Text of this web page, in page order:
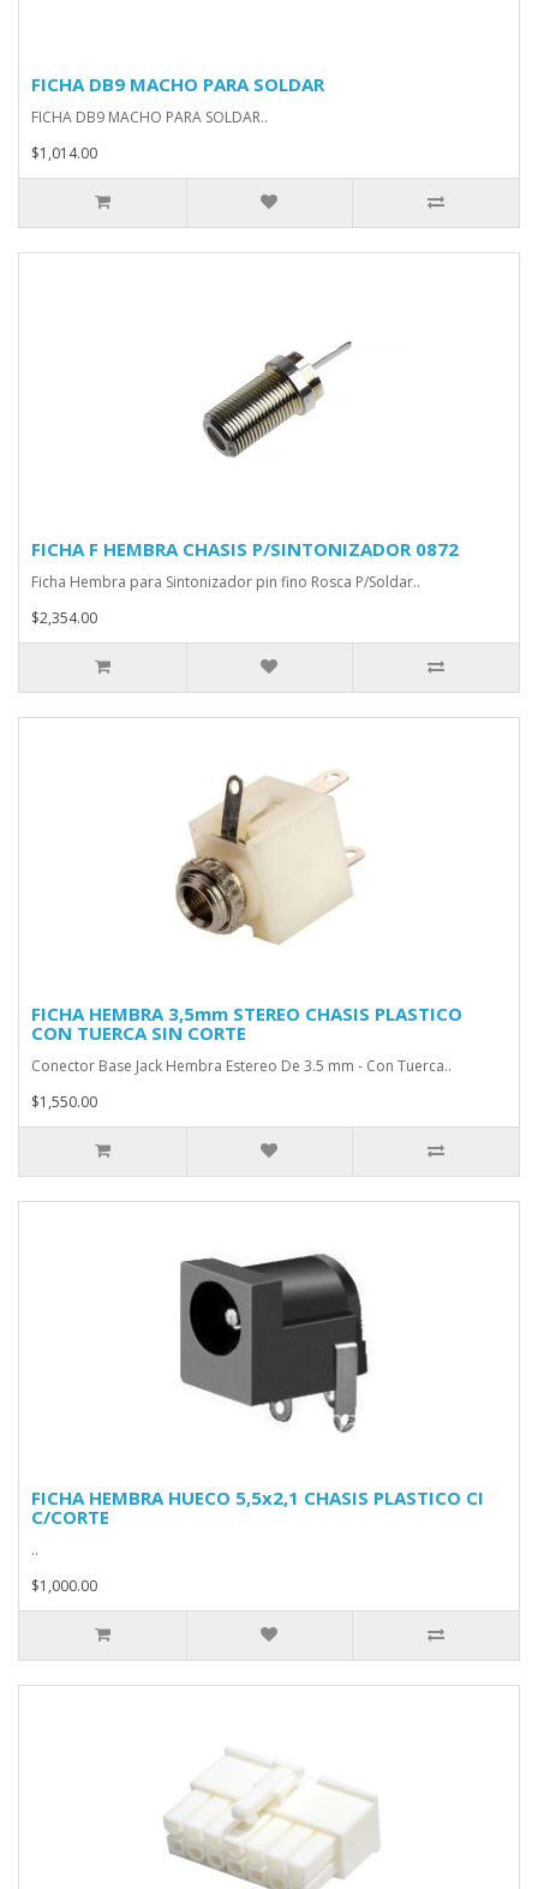
FICHA DB9 MACHO PARA SOLDAR
FICHA DB9 MACHO PARA SOLDAR..
$1,014.00
FICHA F HEMBRA CHASIS P/SINTONIZADOR 0872
Ficha Hembra para Sintonizador pin fino Rosca P/Soldar..
$2,354.00
FICHA HEMBRA 3,5mm STEREO CHASIS PLASTICO
CON TUERCA SIN CORTE
Conector Base Jack Hembra Estereo De 3.5 mm - Con Tuerca..
$1,550.00
FICHA HEMBRA HUECO 5,5x2,1 CHASIS PLASTICO CI
C/CORTE
..
$1,000.00